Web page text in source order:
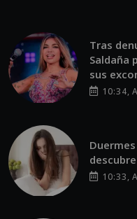
Tras
Saldaña
sus
10:34,
10:33,